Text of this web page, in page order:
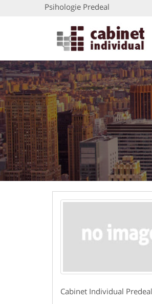
Psihologie Predeal
Cabinet Individual Predeal